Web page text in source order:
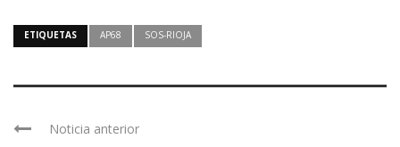
ETIQUETAS AP68 SOS-RIOJA
Noticia anterior